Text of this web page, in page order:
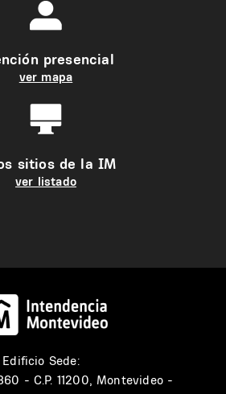
presencial
ver mapa
sitios de la IM
ver listado
Edificio Sede:
- C.P. 11200, Montevideo -